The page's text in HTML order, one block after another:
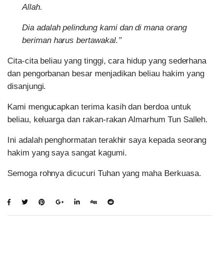
Allah.
Dia adalah pelindung kami dan di mana orang
beriman harus bertawakal.’’
Cita-cita beliau yang tinggi, cara hidup yang sederhana
dan pengorbanan besar menjadikan beliau hakim yang
disanjungi.
Kami mengucapkan terima kasih dan berdoa untuk
beliau, keluarga dan rakan-rakan Almarhum Tun Salleh.
Ini adalah penghormatan terakhir saya kepada seorang
hakim yang saya sangat kagumi.
Semoga rohnya dicucuri Tuhan yang maha Berkuasa.